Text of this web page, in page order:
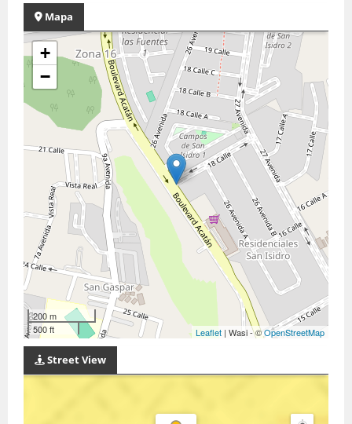
Mapa
+
−
200 m
500 ft
Leaflet | Wasi - ©OpenStreetMap
Street View